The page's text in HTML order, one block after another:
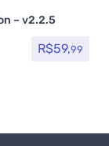
– v2.2.5
R$59,99